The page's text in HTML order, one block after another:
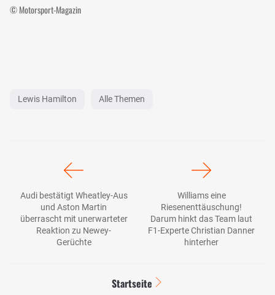
© Motorsport-Magazin
Lewis Hamilton Alle Themen
Audi bestätigt Wheatley-Aus
und Aston Martin
überrascht mit unerwarteter
Reaktion zu Newey-
Gerüchte
Williams eine
Riesenenttäuschung!
Darum hinkt das Team laut
F1-Experte Christian Danner
hinterher
Startseite